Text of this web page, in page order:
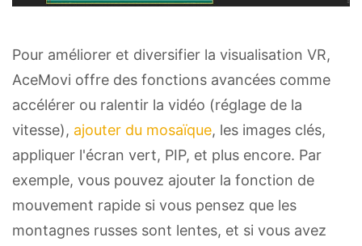
Pour améliorer et diversifier la visualisation VR,
AceMovi offre des fonctions avancées comme
accélérer ou ralentir la vidéo (réglage de la
vitesse), ajouter du mosaïque, les images clés,
appliquer l'écran vert, PIP, et plus encore. Par
exemple, vous pouvez ajouter la fonction de
mouvement rapide si vous pensez que les
montagnes russes sont lentes, et si vous avez